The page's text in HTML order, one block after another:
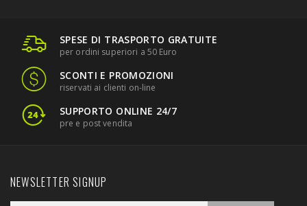
SPESE DI TRASPORTO GRATUITE
per ordini superiori a 50 Euro
SCONTI E PROMOZIONI
riservati ai clienti on-line
SUPPORTO ONLINE 24/7
pre e post vendita
NEWSLETTER SIGNUP